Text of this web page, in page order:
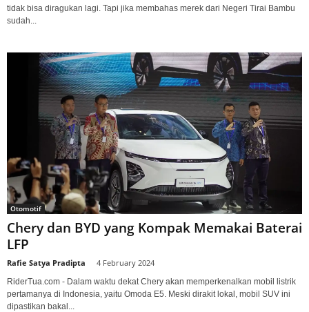
tidak bisa diragukan lagi. Tapi jika membahas merek dari Negeri Tirai Bambu
sudah...
Otomotif
Chery dan BYD yang Kompak Memakai Baterai
LFP
Rafie Satya Pradipta 4 February 2024
RiderTua.com - Dalam waktu dekat Chery akan memperkenalkan mobil listrik
pertamanya di Indonesia, yaitu Omoda E5. Meski dirakit lokal, mobil SUV ini
dipastikan bakal...